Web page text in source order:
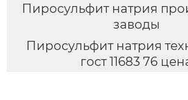
Пиросульфит натрия
заводы
Пиросульфит натрия
гост 11683 76